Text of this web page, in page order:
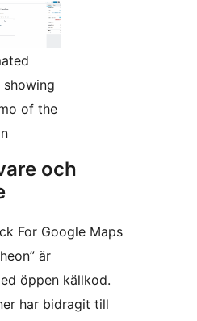
showing
of the
och
For Google Maps
är
öppen källkod.
har bidragit till